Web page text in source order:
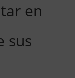
en
sus